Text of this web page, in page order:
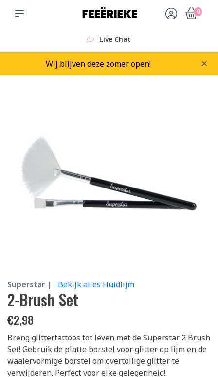
0
Live Chat
Wij blijven deze zomer open! ×
Superstar | Bekijk alles Huidlijm
2-Brush Set
€2,98
Breng glittertattoos tot leven met de Superstar 2 Brush
Set! Gebruik de platte borstel voor glitter op lijm en de
waaiervormige borstel om overtollige glitter te
verwijderen. Perfect voor elke gelegenheid!